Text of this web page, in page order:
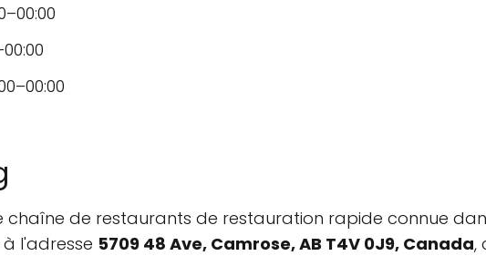
chaîne de restaurants de restauration rapide connue
à l'adresse 5709 48 Ave, Camrose, AB T4V 0J9, Canada,